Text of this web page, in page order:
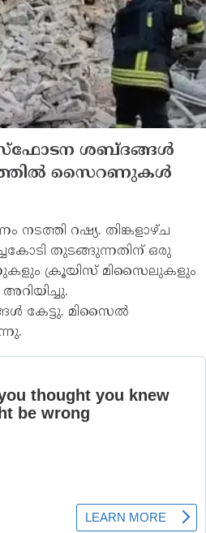
സ്‌ഫോടന ശബ്ദങ്ങള്‍
സൈറണുകള്‍
റഷ്യ. തിങ്കളാഴ്ച
തുടങ്ങുന്നതിന് ഒരു
ക്രൂയിസ് മിസൈലുകളും
കേട്ടു. മിസൈല്‍